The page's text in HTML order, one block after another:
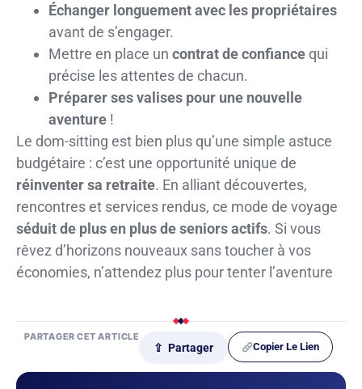
Échanger longuement avec les propriétaires
avant de s’engager.
Mettre en place un contrat de confiance qui
précise les attentes de chacun.
Préparer ses valises pour une nouvelle
aventure !
Le dom-sitting est bien plus qu’une simple astuce
budgétaire : c’est une opportunité unique de
réinventer sa retraite. En alliant découvertes,
rencontres et services rendus, ce mode de voyage
séduit de plus en plus de seniors actifs. Si vous
rêvez d’horizons nouveaux sans toucher à vos
économies, n’attendez plus pour tenter l’aventure
PARTAGER CET ARTICLE
⇪ Partager Copier Le Lien